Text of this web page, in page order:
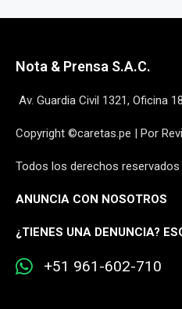
Nota & Prensa S.A.C.
Av. Guardia Civil 1321, Oficina
Copyright ©caretas.pe | Por
Todos los derechos reservados
ANUNCIA CON NOSOTROS
¿TIENES UNA DENUNCIA?
+51 961-602-710